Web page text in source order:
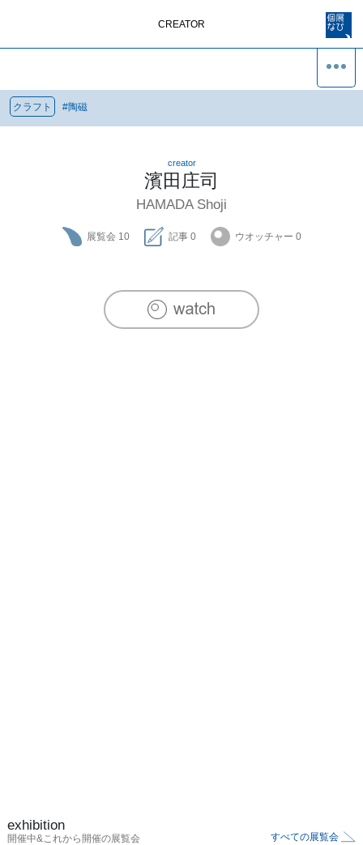
CREATOR
クラフト #陶磁
creator
濱田庄司
HAMADA Shoji
展覧会 10 記事 0 ウオッチャー 0
exhibition
開催中&これから開催の展覧会 すべての展覧会